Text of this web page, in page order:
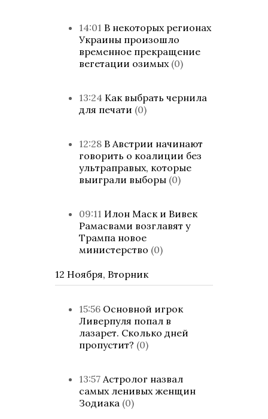
14:01 В некоторых регионах
Украины произошло
временное прекращение
вегетации озимых (0)
13:24 Как выбрать чернила
для печати (0)
12:28 В Австрии начинают
говорить о коалиции без
ультраправых, которые
выиграли выборы (0)
09:11 Илон Маск и Вивек
Рамасвами возглавят у
Трампа новое
министерство (0)
12 Ноября, Вторник
15:56 Основной игрок
Ливерпуля попал в
лазарет. Сколько дней
пропустит? (0)
13:57 Астролог назвал
самых ленивых женщин
Зодиака (0)